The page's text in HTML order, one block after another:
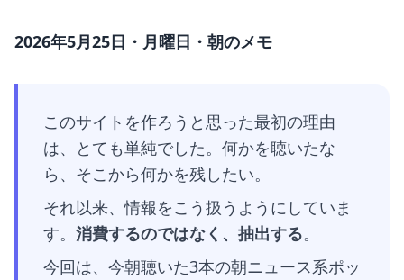
2026年5月25日・月曜日・朝のメモ
このサイトを作ろうと思った最初の理由
は、とても単純でした。何かを聴いたな
ら、そこから何かを残したい。
それ以来、情報をこう扱うようにしていま
す。 消費するのではなく、抽出する。
今回は、今朝聴いた3本の朝ニュース系ポッ